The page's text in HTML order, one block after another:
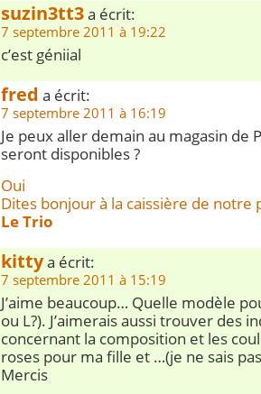
suzin3tt3a écrit:
7 septembre 2011 à 19:22
c’est géniial
fred a écrit:
7 septembre 2011 à 16:19
Je peux aller demain au magasin de
seront disponibles ?
Oui
Dites bonjour à la caissière de notre
Le Trio
kittya écrit:
7 septembre 2011 à 15:19
J’aime beaucoup… Quelle modèle
ou L?). J’aimerais aussi trouver des
concernant la composition et les
roses pour ma fille et …(je ne sais
Mercis